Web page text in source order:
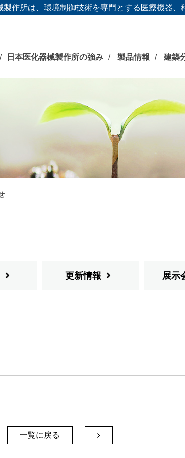
作所は、環境制御技術を専門とする医療機器、
日本医化器械製作所の強み 製品情報 建築
更新情報 展示
一覧に戻る 